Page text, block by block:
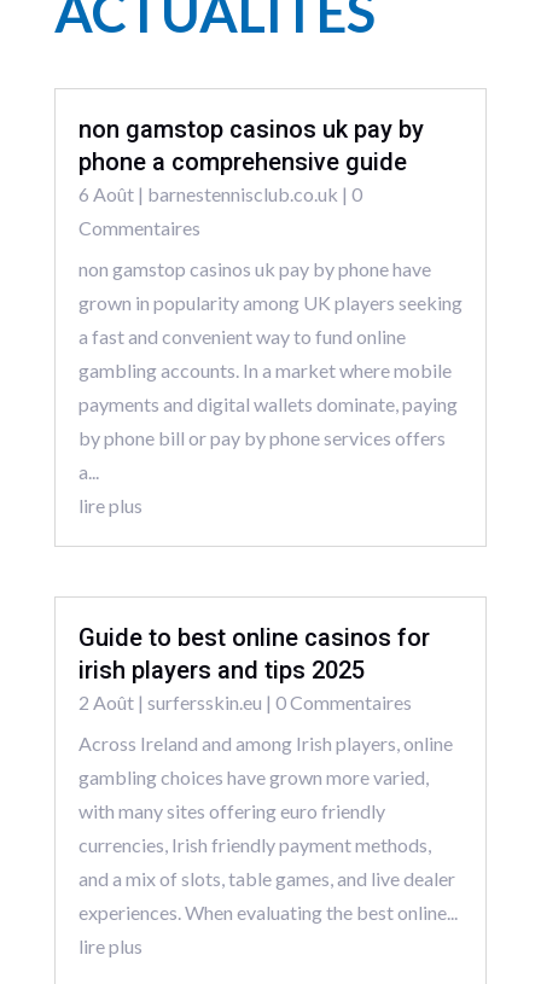
non gamstop casinos uk pay by
phone a comprehensive guide
6 Août| barnestennisclub.co.uk | 0
Commentaires
non gamstop casinos uk pay by phone have
grown in popularity among UK players seeking
a fast and convenient way to fund online
gambling accounts. In a market where mobile
payments and digital wallets dominate, paying
by phone bill or pay by phone services offers
a...
lire plus
Guide to best online casinos for
irish players and tips 2025
2 Août| surfersskin.eu | 0 Commentaires
Across Ireland and among Irish players, online
gambling choices have grown more varied,
with many sites offering euro friendly
currencies, Irish friendly payment methods,
and a mix of slots, table games, and live dealer
experiences. When evaluating the best online...
lire plus